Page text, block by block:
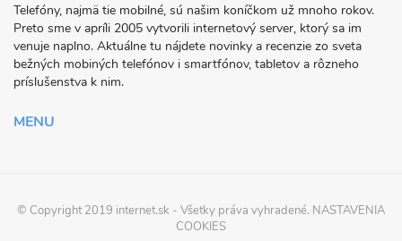
O
PROJEKTE
FONY.SK
Telefóny, najmä tie mobilné, sú našim koníčkom už mnoho rokov.
Preto sme v apríli 2005 vytvorili internetový server, ktorý sa im
venuje naplno. Aktuálne tu nájdete novinky a recenzie zo sveta
bežných mobiných telefónov i smartfónov, tabletov a rôzneho
príslušenstva k nim.
MENU
© Copyright 2019 internet.sk - Všetky práva vyhradené. NASTAVENIA
COOKIES